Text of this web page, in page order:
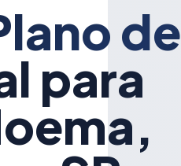
de
para